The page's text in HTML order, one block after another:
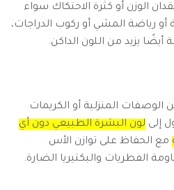
الوزن أو كثرة الاحتكاك سواء
رياضة المشي أو ركوب الدراجات،
أيضًا يزيد من اللون الداكن.
المنزلية أو الكريمات
إلى لون البشرة الطبيعي دون أي
مع الحفاظ على توازن الأس
الفطريات والبكتيريا الضارة.